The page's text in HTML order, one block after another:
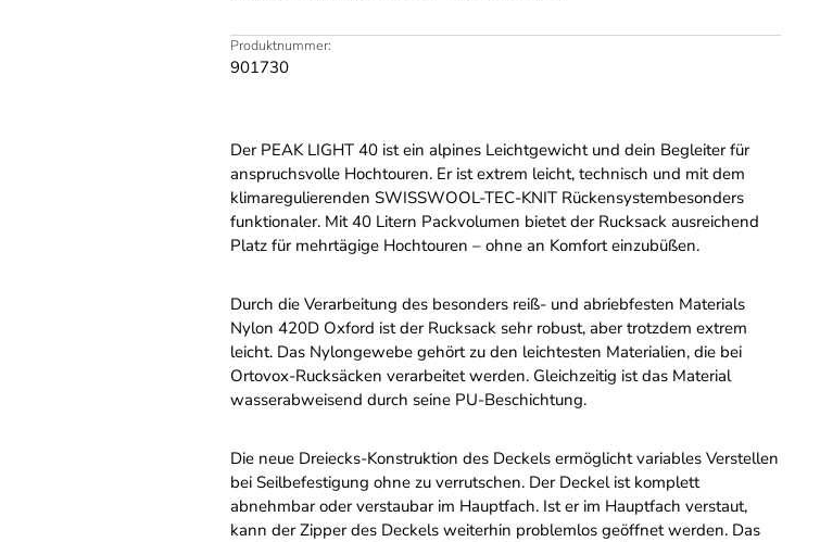
Produktnummer:
901730
Der PEAK LIGHT 40 ist ein alpines Leichtgewicht und dein Begleiter für
anspruchsvolle Hochtouren. Er ist extrem leicht, technisch und mit dem
klimaregulierenden SWISSWOOL-TEC-KNIT Rückensystembesonders
funktionaler. Mit 40 Litern Packvolumen bietet der Rucksack ausreichend
Platz für mehrtägige Hochtouren – ohne an Komfort einzubüßen.
Durch die Verarbeitung des besonders reiß- und abriebfesten Materials
Nylon 420D Oxford ist der Rucksack sehr robust, aber trotzdem extrem
leicht. Das Nylongewebe gehört zu den leichtesten Materialien, die bei
Ortovox-Rucksäcken verarbeitet werden. Gleichzeitig ist das Material
wasserabweisend durch seine PU-Beschichtung.
Die neue Dreiecks-Konstruktion des Deckels ermöglicht variables Verstellen
bei Seilbefestigung ohne zu verrutschen. Der Deckel ist komplett
abnehmbar oder verstaubar im Hauptfach. Ist er im Hauptfach verstaut,
kann der Zipper des Deckels weiterhin problemlos geöffnet werden. Das